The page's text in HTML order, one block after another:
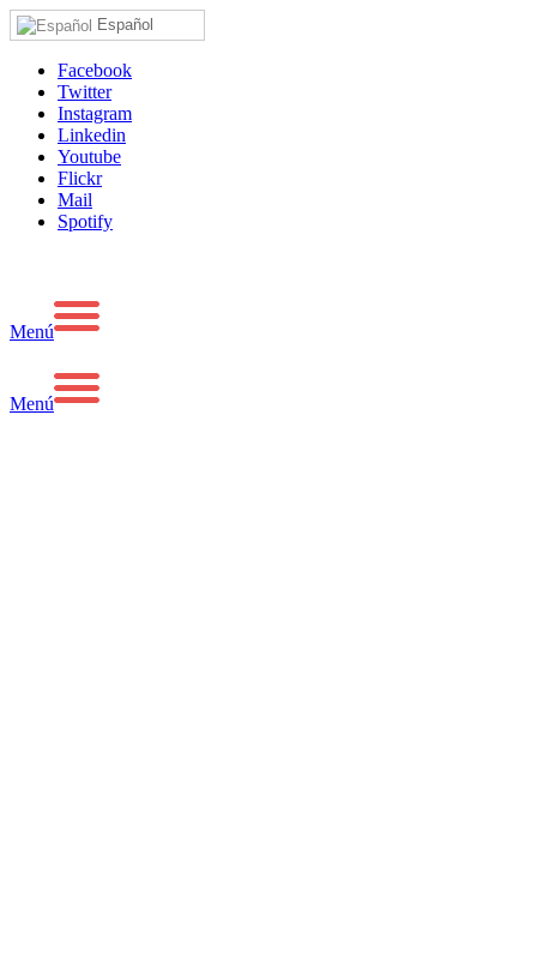
Español
Facebook
Twitter
Instagram
Linkedin
Youtube
Flickr
Mail
Spotify
Menú
Menú